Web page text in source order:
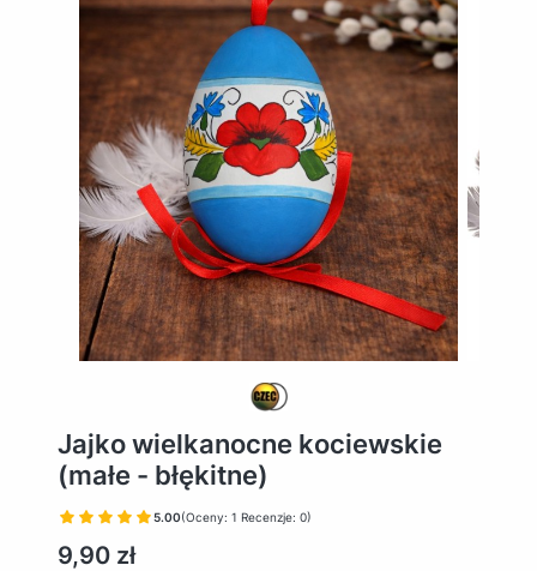
Jajko wielkanocne kociewskie
(małe - błękitne)
5.00(Oceny: 1 Recenzje: 0)
Cena
9,90 zł